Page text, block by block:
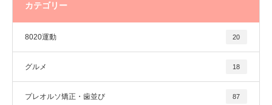
カテゴリー
8020運動 20
グルメ 18
プレオルソ矯正・歯並び 87